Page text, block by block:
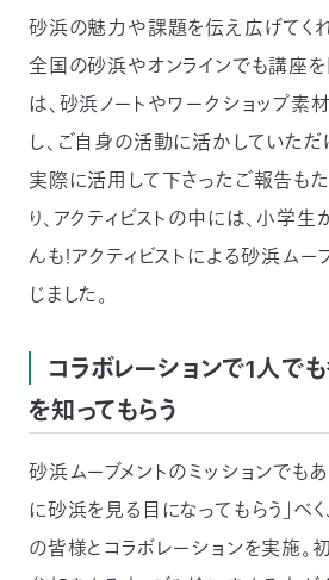
砂浜の魅力や課題を伝え広げてく
全国の砂浜やオンラインでも講座
は、砂浜ノートやワークショップ素
し、ご自身の活動に活かしていただ
実際に活用して下さったご報告も
り、アクティビストの中には、小学
んも！アクティビストによる砂浜ムー
じました。
コラボレーションで1人で
を知ってもらう
砂浜ムーブメントのミッションでも
に砂浜を見る目になってもらう」べ
の皆様とコラボレーションを実施。